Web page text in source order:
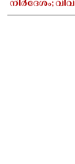
നിർദേശം;